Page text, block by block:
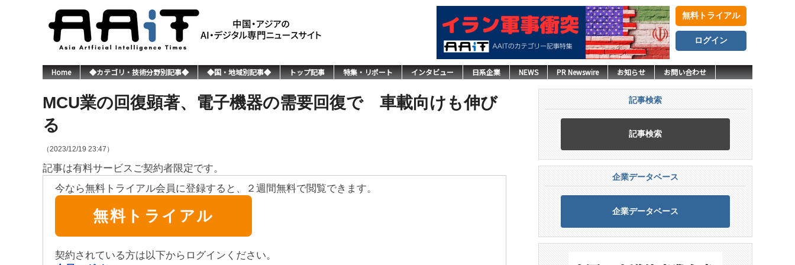
無料トライアル
ログイン
Home ◆カテゴリ・技術分野別記事◆ ◆国・地域別記事◆ トップ記事 特集・リポート インタビュー 日系企業 NEWS PR Newswire お知らせ お問い合わせ
MCU業の回復顕著、電子機器の需要回復で 車載向けも伸び
る
（2023/12/19 23:47）
記事は有料サービスご契約者限定です。
今なら無料トライアル会員に登録すると、２週間無料で閲覧できます。
無料トライアル
契約されている方は以下からログインください。
記事検索
記事検索
企業データベース
企業データベース